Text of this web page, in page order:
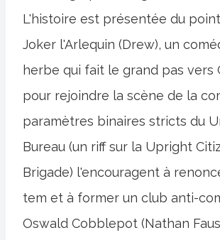
L'histoire est présentée du
Joker l'Arlequin (Drew), un
herbe qui fait le grand pas vers
pour rejoindre la scène de la
paramètres binaires stricts du
Bureau (un riff sur la Upright
Brigade) l'encouragent à
tem et à former un club anti-
Oswald Cobblepot (Nathan